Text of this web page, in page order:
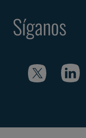
Síganos